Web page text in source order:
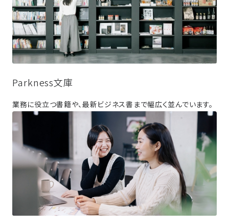
Parkness文庫
業務に役立つ書籍や、最新ビジネス書まで幅広く並んでいます。